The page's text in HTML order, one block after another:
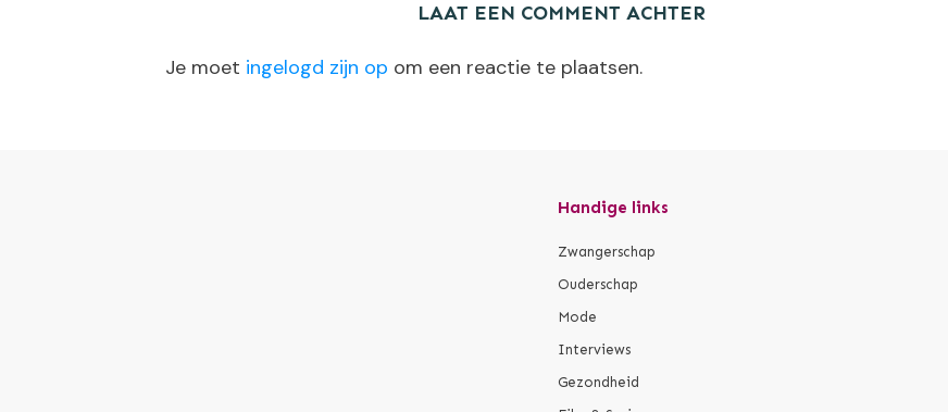
LAAT EEN COMMENT ACHTER
Je moet ingelogd zijn op om een reactie te plaatsen.
Handige links
Zwangerschap
Ouderschap
Mode
Interviews
Gezondheid